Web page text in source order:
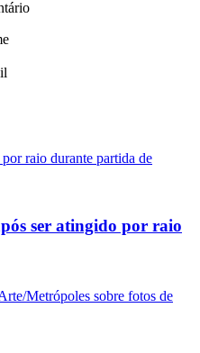
ser atingido por raio